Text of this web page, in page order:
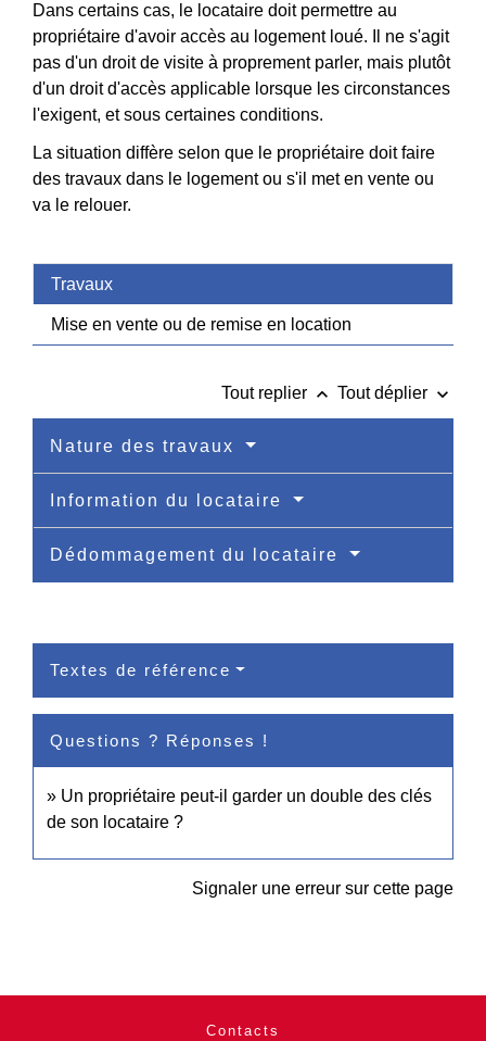
Dans certains cas, le locataire doit permettre au
propriétaire d'avoir accès au logement loué. Il ne s'agit
pas d'un droit de visite à proprement parler, mais plutôt
d'un droit d'accès applicable lorsque les circonstances
l'exigent, et sous certaines conditions.
La situation diffère selon que le propriétaire doit faire
des travaux dans le logement ou s'il met en vente ou
va le relouer.
Travaux
Mise en vente ou de remise en location
Tout replier keyboard_arrow_up Tout déplier keyboard_arrow_down
Nature des travaux
Information du locataire
Dédommagement du locataire
Textes de référence
Questions ? Réponses !
Un propriétaire peut-il garder un double des clés
de son locataire ?
Signaler une erreur sur cette page
Contacts